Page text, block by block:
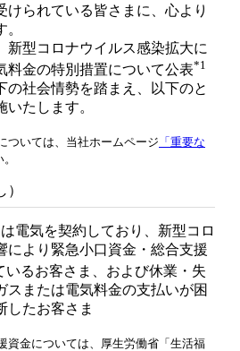
けられている皆さまに、心より
新型コロナウイルス感染拡大に
料金の特別措置について公表*1
の社会情勢を踏まえ、以下のと
たします。
ついては、当社ホームページ 「重要な
電気を契約しており、新型コロ
により緊急小口資金・総合支援
いるお客さま、および休業・失
スまたは電気料金の支払いが困
したお客さま
資金については、厚生労働省「生活福